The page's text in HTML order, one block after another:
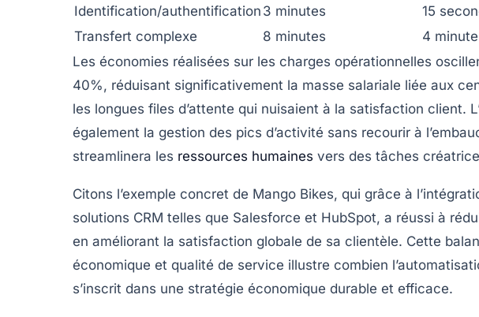
Identification/authentification 3 minutes 15
Transfert complexe
8 minutes 4
Les économies réalisées sur les charges opérationnelles
40%, réduisant significativement la masse salariale liée aux
les longues files d’attente qui nuisaient à la satisfaction client.
également la gestion des pics d’activité sans recourir à
streamlinera les ressources humaines vers des tâches
Citons l’exemple concret de Mango Bikes, qui grâce à
solutions CRM telles que Salesforce et HubSpot, a réussi à
en améliorant la satisfaction globale de sa clientèle. Cette
économique et qualité de service illustre combien
s’inscrit dans une stratégie économique durable et efficace.